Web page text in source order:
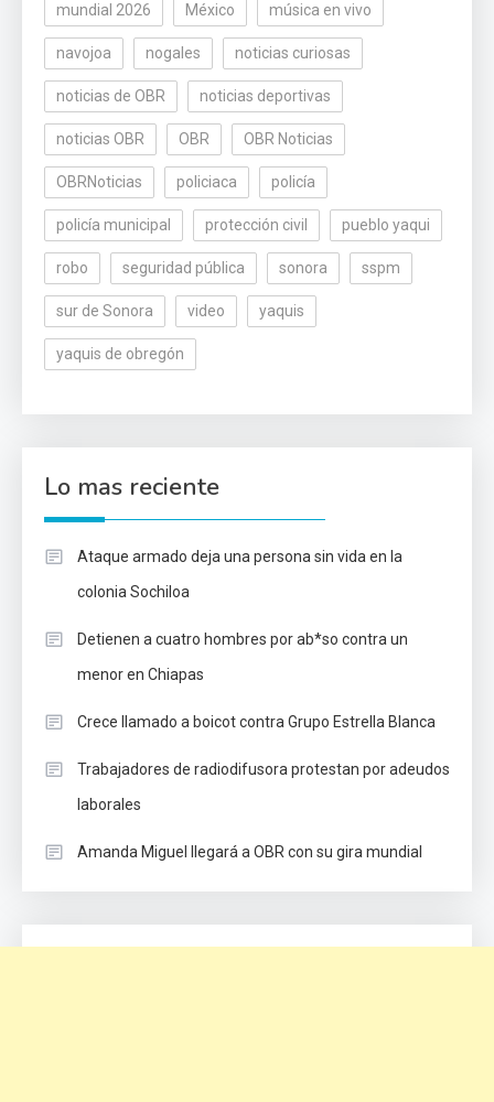
mundial 2026 México música en vivo
navojoa nogales noticias curiosas
noticias de OBR noticias deportivas
noticias OBR OBR OBR Noticias
OBRNoticias policiaca policía
policía municipal protección civil pueblo yaqui
robo seguridad pública sonora sspm
sur de Sonora video yaquis
yaquis de obregón
Lo mas reciente
Ataque armado deja una persona sin vida en la
colonia Sochiloa
Detienen a cuatro hombres por ab*so contra un
menor en Chiapas
Crece llamado a boicot contra Grupo Estrella Blanca
Trabajadores de radiodifusora protestan por adeudos
laborales
Amanda Miguel llegará a OBR con su gira mundial